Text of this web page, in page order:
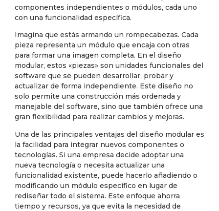
componentes independientes o módulos, cada uno
con una funcionalidad específica.
Imagina que estás armando un rompecabezas. Cada
pieza representa un módulo que encaja con otras
para formar una imagen completa. En el diseño
modular, estos «piezas» son unidades funcionales del
software que se pueden desarrollar, probar y
actualizar de forma independiente. Este diseño no
solo permite una construcción más ordenada y
manejable del software, sino que también ofrece una
gran flexibilidad para realizar cambios y mejoras.
Una de las principales ventajas del diseño modular es
la facilidad para integrar nuevos componentes o
tecnologías. Si una empresa decide adoptar una
nueva tecnología o necesita actualizar una
funcionalidad existente, puede hacerlo añadiendo o
modificando un módulo específico en lugar de
rediseñar todo el sistema. Este enfoque ahorra
tiempo y recursos, ya que evita la necesidad de